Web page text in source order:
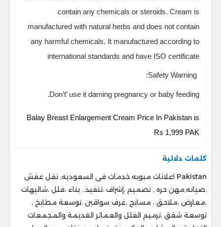
contain any chemicals or steroids. Cream is
manufactured with natural herbs and does not contain
any harmful chemicals. It manufactured according to
international standards and have ISO certificate
Safety Warning:
Don’t’ use it darning pregnancy or baby feeding.
Balay Breast Enlargement Cream Price In Pakistan is
Rs 1,999 PAK
كلمات دلالية
Pakistan اعلانات مبوبه خدمات فى السعوديه, نقل عفش
,صيانه,مهن حره , تصميم ،إشراف ،تنفيذ.. ‎بناء ،فلل ،شاليهات
،معارض ،ملاحق ، ‎مسابح ،غرف سواقين ،توسعة مطابخ ،
‎توسعة شقق ،ترميم الفلل والعمائر القديمة والمجمعات